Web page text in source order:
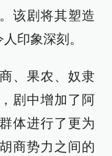
该剧将其塑造
印象深刻。
、果农、奴隶
剧中增加了阿
体进行了更为
商势力之间的